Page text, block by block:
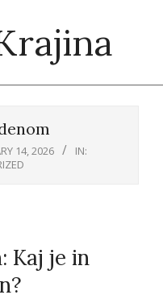
14, 2026
IN:
Kaj je in